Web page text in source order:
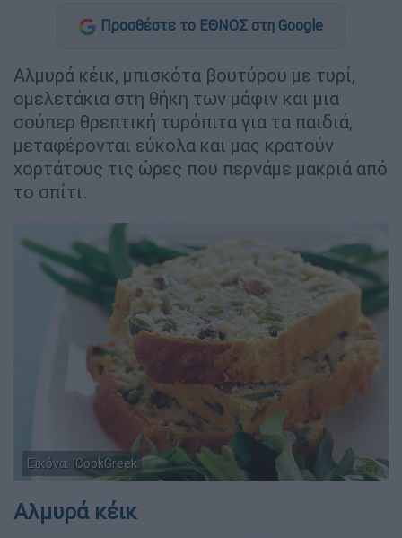
Προσθέστε το ΕΘΝΟΣ στη Google
Αλμυρά κέικ, μπισκότα βουτύρου με τυρί,
ομελετάκια στη θήκη των μάφιν και μια
σούπερ θρεπτική τυρόπιτα για τα παιδιά,
μεταφέρονται εύκολα και μας κρατούν
χορτάτους τις ώρες που περνάμε μακριά από
το σπίτι.
Εικόνα: ICookGreek
Αλμυρά κέικ